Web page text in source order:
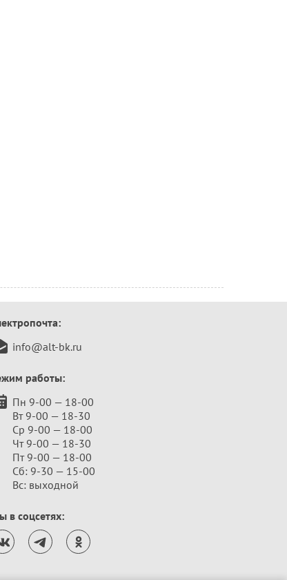
info@alt-bk.ru
работы:
Пн 9-00 — 18-00
Вт 9-00 — 18-30
Ср 9-00 — 18-00
Чт 9-00 — 18-30
Пт 9-00 — 18-00
Сб: 9-30 — 15-00
Вс: выходной
в соцсетях: